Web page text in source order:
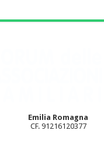
Emilia Romagna
CF. 91216120377